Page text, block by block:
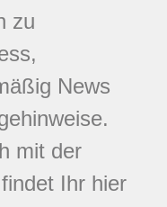
zu
News
mit der
Ihr hier